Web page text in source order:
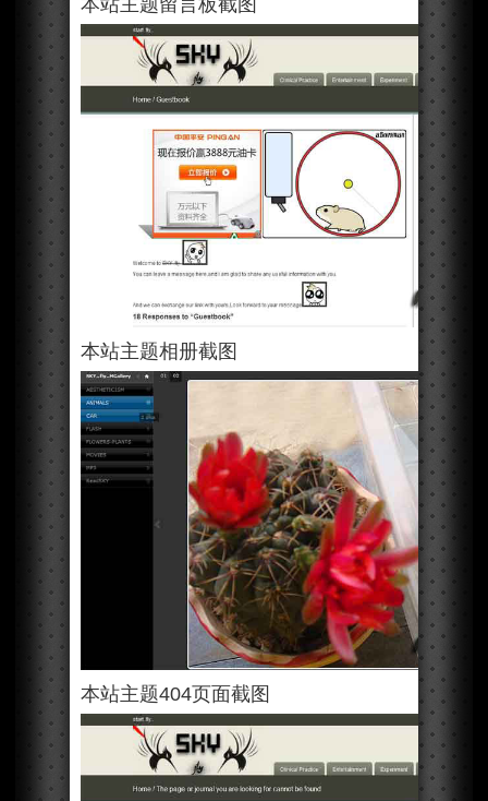
本站主题留言板截图
本站主题相册截图
本站主题404页面截图